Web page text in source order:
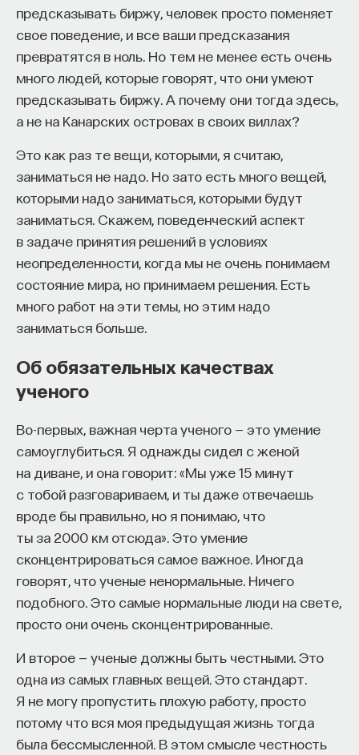
предсказывать биржу, человек просто поменяет
свое поведение, и все ваши предсказания
превратятся в ноль. Но тем не менее есть очень
много людей, которые говорят, что они умеют
предсказывать биржу. А почему они тогда здесь,
а не на Канарских островах в своих виллах?
Это как раз те вещи, которыми, я считаю,
заниматься не надо. Но зато есть много вещей,
которыми надо заниматься, которыми будут
заниматься. Скажем, поведенческий аспект
в задаче принятия решений в условиях
неопределенности, когда мы не очень понимаем
состояние мира, но принимаем решения. Есть
много работ на эти темы, но этим надо
заниматься больше.
Об обязательных качествах
ученого
Во-первых, важная черта ученого — это умение
самоуглубиться. Я однажды сидел с женой
на диване, и она говорит: «Мы уже 15 минут
с тобой разговариваем, и ты даже отвечаешь
вроде бы правильно, но я понимаю, что
ты за 2000 км отсюда». Это умение
сконцентрироваться самое важное. Иногда
говорят, что ученые ненормальные. Ничего
подобного. Это самые нормальные люди на свете,
просто они очень сконцентрированные.
И второе — ученые должны быть честными. Это
одна из самых главных вещей. Это стандарт.
Я не могу пропустить плохую работу, просто
потому что вся моя предыдущая жизнь тогда
была бессмысленной. В этом смысле честность